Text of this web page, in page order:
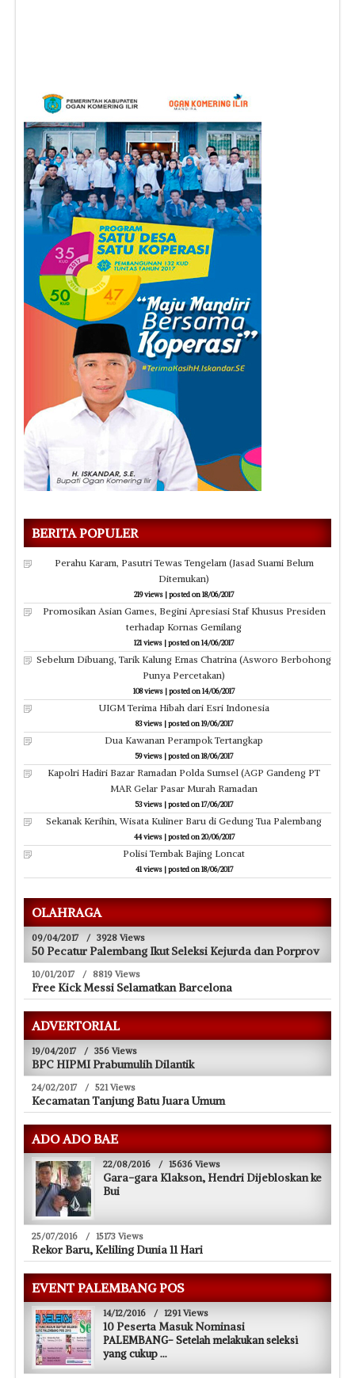
BERITA POPULER
Perahu Karam, Pasutri Tewas Tengelam (Jasad Suami Belum
Ditemukan)
219 views |posted on 18/06/2017
Promosikan Asian Games, Begini Apresiasi Staf Khusus Presiden
terhadap Kornas Gemilang
121 views |posted on 14/06/2017
Sebelum Dibuang, Tarik Kalung Emas Chatrina (Asworo Berbohong
Punya Percetakan)
108 views |posted on 14/06/2017
UIGM Terima Hibah dari Esri Indonesia
83 views|posted on 19/06/2017
Dua Kawanan Perampok Tertangkap
59 views|posted on 18/06/2017
Kapolri Hadiri Bazar Ramadan Polda Sumsel (AGP Gandeng PT
MAR Gelar Pasar Murah Ramadan
53 views|posted on 17/06/2017
Sekanak Kerihin, Wisata Kuliner Baru di Gedung Tua Palembang
44 views|posted on 20/06/2017
Polisi Tembak Bajing Loncat
41 views|posted on 18/06/2017
OLAHRAGA
09/04/2017 / 3928 Views
50 Pecatur Palembang Ikut Seleksi Kejurda dan Porprov
10/01/2017 / 8819 Views
Free Kick Messi Selamatkan Barcelona
ADVERTORIAL
19/04/2017 / 356 Views
BPC HIPMI Prabumulih Dilantik
24/02/2017 / 521 Views
Kecamatan Tanjung Batu Juara Umum
ADO ADO BAE
22/08/2016 / 15636 Views
Gara-gara Klakson, Hendri Dijebloskan ke
Bui
25/07/2016 / 15173 Views
Rekor Baru, Keliling Dunia 11 Hari
EVENT PALEMBANG POS
14/12/2016 / 1291 Views
10 Peserta Masuk Nominasi
PALEMBANG- Setelah melakukan seleksi
yang cukup...